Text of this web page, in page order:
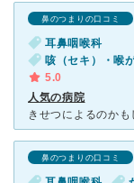
鼻のつまりの口コミ
耳鼻咽喉科
5.0
人気の病院
鼻のつまりの口コミ